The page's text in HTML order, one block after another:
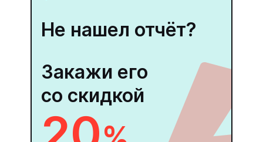
Не нашел отчёт?
Закажи его
со скидкой